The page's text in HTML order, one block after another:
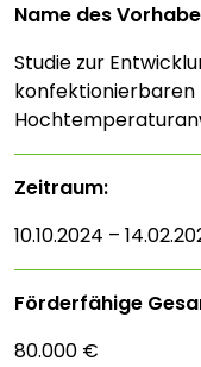
Name des
Studie zur
Zeitraum:
10.10.2024 –
Förderfähige
80.000 €